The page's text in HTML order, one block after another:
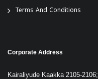
Terms And Conditions
Corporate Address
Kairaliyude Kaakka 2105-2106;